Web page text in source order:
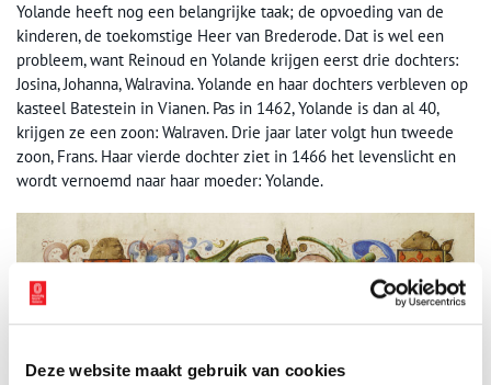
Deze website maakt gebruik van cookies
Yolande heeft nog een belangrijke taak; de opvoeding van de
kinderen, de toekomstige Heer van Brederode. Dat is wel een
probleem, want Reinoud en Yolande krijgen eerst drie dochters:
Josina, Johanna, Walravina. Yolande en haar dochters verbleven op
kasteel Batestein in Vianen. Pas in 1462, Yolande is dan al 40,
krijgen ze een zoon: Walraven. Drie jaar later volgt hun tweede
zoon, Frans. Haar vierde dochter ziet in 1466 het levenslicht en
wordt vernoemd naar haar moeder: Yolande.